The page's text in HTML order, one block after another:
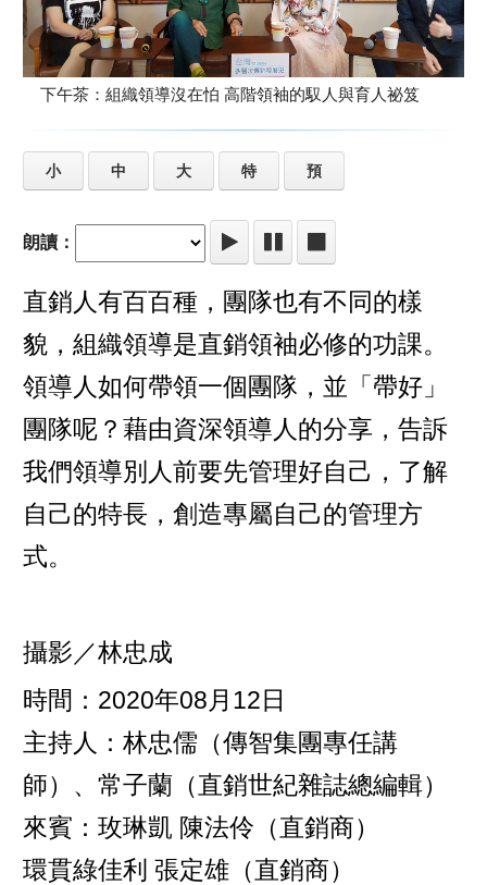
下午茶：組織領導沒在怕 高階領袖的馭人與育人祕笈
小 中 大 特 預
朗讀：
直銷人有百百種，團隊也有不同的樣
貌，組織領導是直銷領袖必修的功課。
領導人如何帶領一個團隊，並「帶好」
團隊呢？藉由資深領導人的分享，告訴
我們領導別人前要先管理好自己，了解
自己的特長，創造專屬自己的管理方
式。
攝影／林忠成
時間：2020年08月12日
主持人：林忠儒（傳智集團專任講
師）、常子蘭（直銷世紀雜誌總編輯）
來賓：玫琳凱 陳法伶（直銷商）
環貫綠佳利 張定雄（直銷商）